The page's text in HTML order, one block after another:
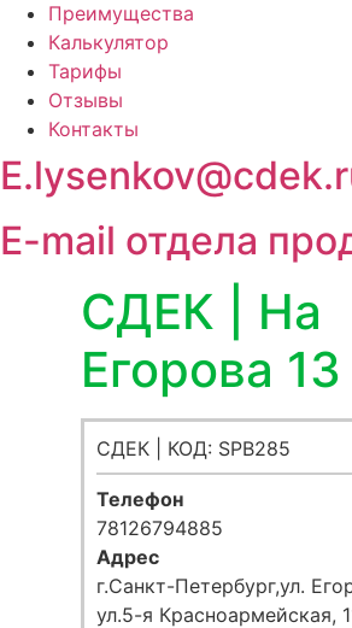
Преимущества
Калькулятор
Тарифы
Отзывы
Контакты
E-mail отдела
СДЕК | На
Егорова 13
СДЕК | КОД: SPB285
Телефон
78126794885
Адрес
г.Санкт-Петербург,ул.
ул.5-я Красноармейская,